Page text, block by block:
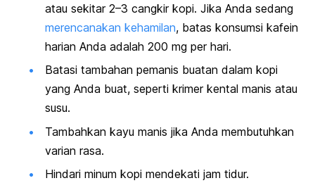
atau sekitar 2–3 cangkir kopi. Jika Anda sedang
merencanakan kehamilan, batas konsumsi kafein
harian Anda adalah 200 mg per hari.
Batasi tambahan pemanis buatan dalam kopi
yang Anda buat, seperti krimer kental manis atau
susu.
Tambahkan kayu manis jika Anda membutuhkan
varian rasa.
Hindari minum kopi mendekati jam tidur.